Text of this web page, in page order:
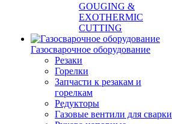
GOUGING &
EXOTHERMIC
CUTTING
Газосварочное оборудование
Резаки
Горелки
Запчасти к резакам и
горелкам
Редукторы
Газовые вентили для сварки